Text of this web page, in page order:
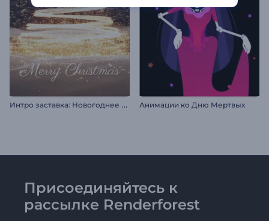
И
нтро заставка: Новогоднее чудо Анимации ко Дню Мертвых
Присоединяйтесь к
рассылке Renderforest